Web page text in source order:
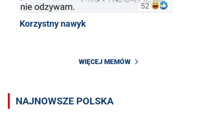
Korzystny nawyk
WIĘCEJ MEMÓW
NAJNOWSZE POLSKA